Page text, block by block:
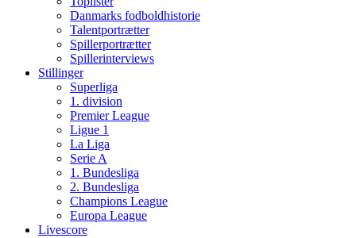
Danmarks fodboldhistorie
Talentportrætter
Spillerportrætter
Spillerinterviews
Stillinger
Superliga
1. division
Premier League
Ligue 1
La Liga
Serie A
1. Bundesliga
2. Bundesliga
Champions League
Europa League
Livescore